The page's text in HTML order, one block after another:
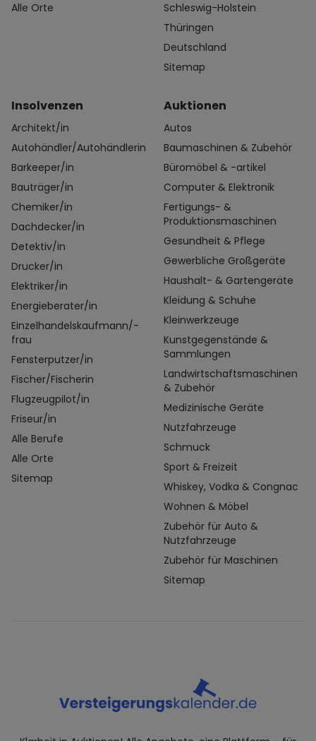
Alle Orte
Schleswig-Holstein
Thüringen
Deutschland
Sitemap
Insolvenzen
Architekt/in
Autohändler/Autohändlerin
Barkeeper/in
Bauträger/in
Chemiker/in
Dachdecker/in
Detektiv/in
Drucker/in
Elektriker/in
Energieberater/in
Einzelhandelskaufmann/-
frau
Fensterputzer/in
Fischer/Fischerin
Flugzeugpilot/in
Friseur/in
Alle Berufe
Alle Orte
Sitemap
Auktionen
Autos
Baumaschinen & Zubehör
Büromöbel & -artikel
Computer & Elektronik
Fertigungs- &
Produktionsmaschinen
Gesundheit & Pflege
Gewerbliche Großgeräte
Haushalt- & Gartengeräte
Kleidung & Schuhe
Kleinwerkzeuge
Kunstgegenstände &
Sammlungen
Landwirtschaftsmaschinen
& Zubehör
Medizinische Geräte
Nutzfahrzeuge
Schmuck
Sport & Freizeit
Whiskey, Vodka & Congnac
Wohnen & Möbel
Zubehör für Auto &
Nutzfahrzeuge
Zubehör für Maschinen
Sitemap